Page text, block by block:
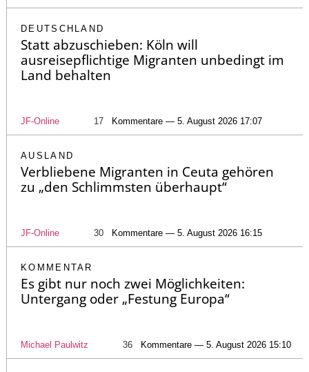
DEUTSCHLAND
Statt abzuschieben: Köln will
ausreisepflichtige Migranten unbedingt im
Land behalten
JF-Online 17 Kommentare — 5. August 2026 17:07
AUSLAND
Verbliebene Migranten in Ceuta gehören
zu „den Schlimmsten überhaupt“
JF-Online 30 Kommentare — 5. August 2026 16:15
KOMMENTAR
Es gibt nur noch zwei Möglichkeiten:
Untergang oder „Festung Europa“
Michael Paulwitz 36 Kommentare — 5. August 2026 15:10